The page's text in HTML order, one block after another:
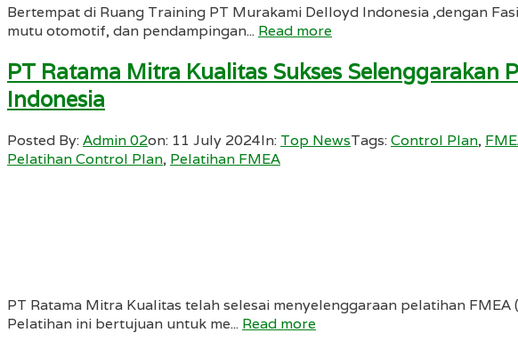
Bertempat di Ruang Training PT Murakami Delloyd Indonesia ,dengan
mutu otomotif, dan pendampingan... Read more
PT Ratama Mitra Kualitas Sukses
Indonesia
Posted By:Admin 02on: 11 July 2024In: Top NewsTags:Control Plan,
Pelatihan Control Plan, Pelatihan FMEA
PT Ratama Mitra Kualitas telah selesai menyelenggaraan pelatihan
Pelatihan ini bertujuan untuk me... Read more